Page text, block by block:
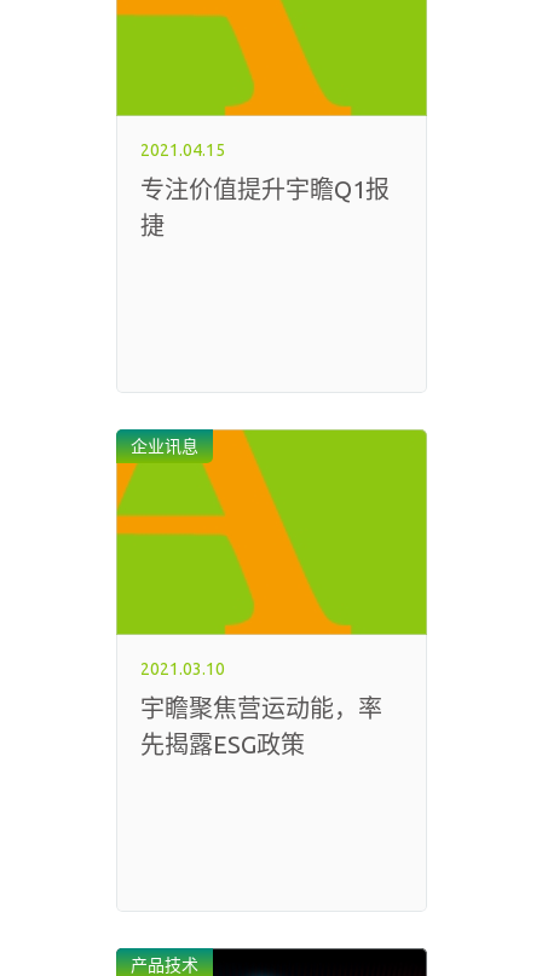
2021.04.15
专注价值提升宇瞻Q1报
捷
企业讯息
2021.03.10
宇瞻聚焦营运动能，率
先揭露ESG政策
产品技术